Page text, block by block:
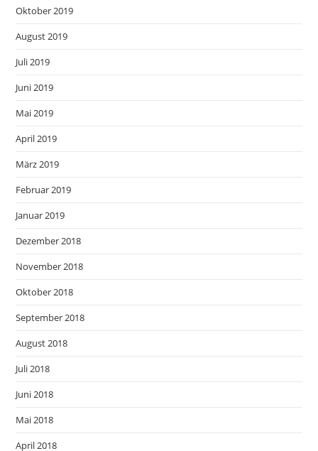
Oktober 2019
August 2019
Juli 2019
Juni 2019
Mai 2019
April 2019
März 2019
Februar 2019
Januar 2019
Dezember 2018
November 2018
Oktober 2018
September 2018
August 2018
Juli 2018
Juni 2018
Mai 2018
April 2018